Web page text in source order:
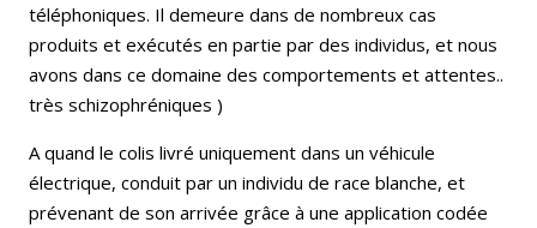
téléphoniques. Il demeure dans de nombreux cas
produits et exécutés en partie par des individus, et nous
avons dans ce domaine des comportements et attentes..
très schizophréniques )
A quand le colis livré uniquement dans un véhicule
électrique, conduit par un individu de race blanche, et
prévenant de son arrivée grâce à une application codée